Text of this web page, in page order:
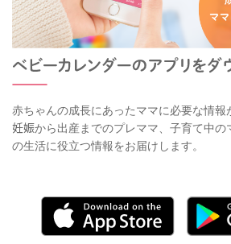
赤ちゃんの成長にあったママに必要な情報
妊娠から出産までのプレママ、子育て中の
の生活に役立つ情報をお届けします。